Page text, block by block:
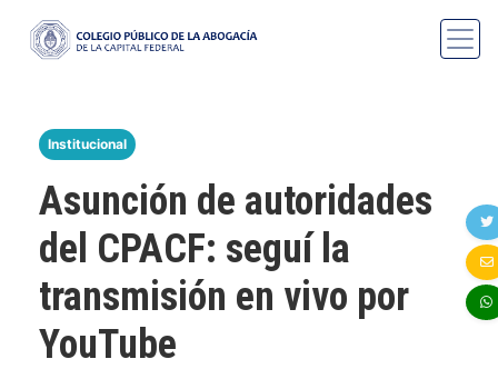
Institucional
Asunción de autoridades
del CPACF: seguí la
transmisión en vivo por
YouTube